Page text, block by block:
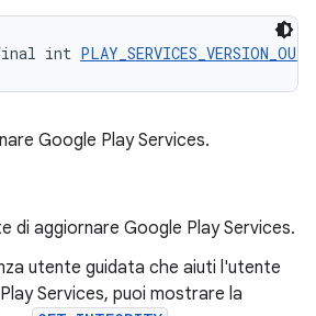
int
Google Play Services.
di aggiornare Google Play Services.
utente guidata che aiuti l'utente
Services, puoi mostrare la